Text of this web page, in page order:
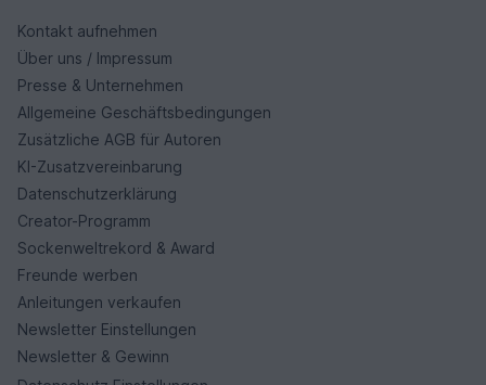
Kontakt aufnehmen
Über uns / Impressum
Presse & Unternehmen
Allgemeine Geschäftsbedingungen
Zusätzliche AGB für Autoren
KI-Zusatzvereinbarung
Datenschutzerklärung
Creator-Programm
Sockenweltrekord & Award
Freunde werben
Anleitungen verkaufen
Newsletter Einstellungen
Newsletter & Gewinn